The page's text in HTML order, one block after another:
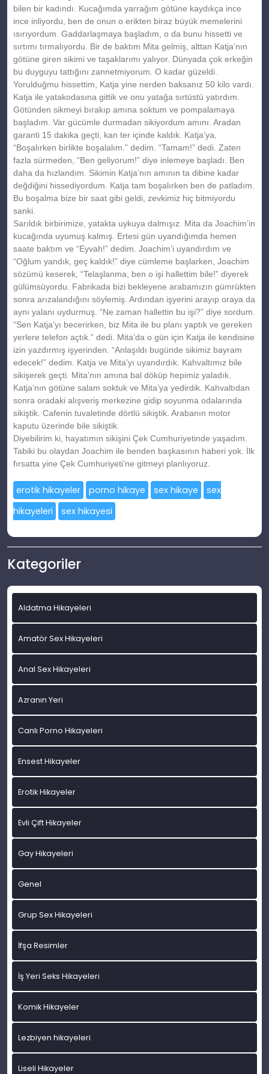
bilen bir kadındı. Kucağımda yarrağım götüne kaydıkça ince
ince inliyordu, ben de onun o erikten biraz büyük memelerini
ısırıyordum. Gaddarlaşmaya başladım, o da bunu hissetti ve
sırtımı tırmalıyordu. Bir de baktım Mita gelmiş, alttan Katja’nın
götüne giren sikimi ve taşaklarımı yalıyor. Dünyada çok erkeğin
bu duyguyu tattığını zannetmiyorum. O kadar güzeldi.
Yorulduğmu hissettim, Katja yine nerden baksanız 50 kilo vardı.
Katja ile yatakodasına gittik ve onu yatağa sırtüstü yatırdım.
Götünden sikmeyi bırakıp amına soktum ve pompalamaya
başladım. Var gücümle durmadan sikiyordum amını. Aradan
garanti 15 dakika geçti, kan ter içinde kaldık. Katja’ya,
“Boşalırken birlikte boşalalım.” dedim. “Tamam!” dedi. Zaten
fazla sürmeden, “Ben geliyorum!” diye inlemeye başladı. Ben
daha da hızlandım. Sikimin Katja’nın amının ta dibine kadar
değdiğini hissediyordum. Katja tam boşalırken ben de patladım.
Bu boşalma bize bir saat gibi geldi, zevkimiz hiç bitmiyordu
sanki.
Sarıldık birbirimize, yatakta uykuya dalmışız. Mita da Joachim’in
kucağında uyumuş kalmış. Ertesi gün uyandığımda hemen
saate baktım ve “Eyvah!” dedim. Joachim’i uyandırdım ve
“Oğlum yandık, geç kaldık!” diye cümleme başlarken, Joachim
sözümü keserek, “Telaşlanma, ben o işi hallettim bile!” diyerek
gülümsüyordu. Fabrikada bizi bekleyene arabamızın gümrükten
sonra arızalandığını söylemiş. Ardından işyerini arayıp oraya da
aynı yalanı uydurmuş. “Ne zaman hallettin bu işi?” diye sordum.
“Sen Katja’yı becerirken, biz Mita ile bu planı yaptık ve gereken
yerlere telefon açtık.” dedi. Mita’da o gün için Katja ile kendisine
izin yazdırmış işyerinden. “Anlaşıldı bugünde sikimiz bayram
edecek!” dedim. Katja ve Mita’yı uyandırdık. Kahvaltımız bile
sikişerek geçti. Mita’nın amına bal döküp hepimiz yaladık.
Katja’nın götüne salam soktuk ve Mita’ya yedirdik. Kahvaltıdan
sonra oradaki alışveriş merkezine gidip soyunma odalarında
sikiştik. Cafenin tuvaletinde dörtlü sikiştik. Arabanın motor
kaputu üzerinde bile sikiştik.
Diyebilirim ki, hayatımın sikişini Çek Cumhuriyetinde yaşadım.
Tabiki bu olaydan Joachim ile benden başkasının haberi yok. İlk
fırsatta yine Çek Cumhuriyeti’ne gitmeyi planlıyoruz.
erotik hikayeler porno hikaye sex hikaye
sex
hikayeleri
sex hikayesi
Kategoriler
Aldatma Hikayeleri
Amatör Sex Hikayeleri
Anal Sex Hikayeleri
Azranın Yeri
Canlı Porno Hikayeleri
Ensest Hikayeler
Erotik Hikayeler
Evli Çift Hikayeler
Gay Hikayeleri
Genel
Grup Sex Hikayeleri
İfşa Resimler
İş Yeri Seks Hikayeleri
Komik Hikayeler
Lezbiyen hikayeleri
Liseli Hikayeler